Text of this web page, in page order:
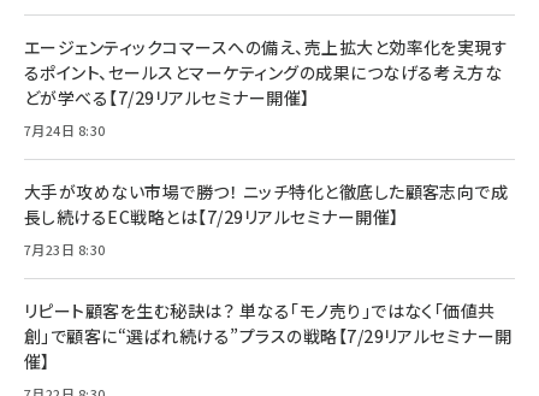
エージェンティックコマースへの備え、売上拡大と効率化を実現す
るポイント、セールスとマーケティングの成果につなげる考え方な
どが学べる【7/29リアルセミナー開催】
7月24日 8:30
大手が攻めない市場で勝つ！ ニッチ特化と徹底した顧客志向で成
長し続けるEC戦略とは【7/29リアルセミナー開催】
7月23日 8:30
リピート顧客を生む秘訣は？ 単なる「モノ売り」ではなく「価値共
創」で顧客に“選ばれ続ける”プラスの戦略【7/29リアルセミナー開
催】